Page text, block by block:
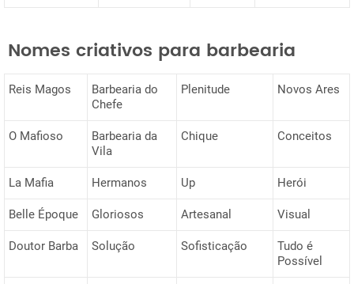
Nomes criativos para barbearia
Reis Magos
Barbearia do
Chefe
Plenitude Novos Ares
O Mafioso
Barbearia da
Vila
Chique Conceitos
La Mafia Hermanos Up Herói
Belle Époque Gloriosos Artesanal Visual
Doutor Barba Solução Sofisticação
Tudo é
Possível